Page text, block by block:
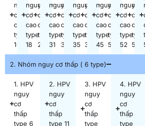
nguy
cơ
cao
type
16
nguy
cơ
cao
type
18
nguy
cơ
cao
type
26
nguy
cơ
cao
type
31
nguy
cơ
cao
type
33
nguy
cơ
cao
type
35
nguy
cơ
cao
type
39
nguy
cơ
cao
type
45
nguy
cơ
cao
type
51
nguy
cơ
cao
type
52
cơ
cao
type
53
2. Nhóm nguy cơ thấp ( 6 type)
1. HPV
nguy
cơ
thấp
type 6
2. HPV
nguy
cơ
thấp
type 11
3. HPV
nguy
cơ
thấp
type
4. HPV
nguy
cơ
thấp
type